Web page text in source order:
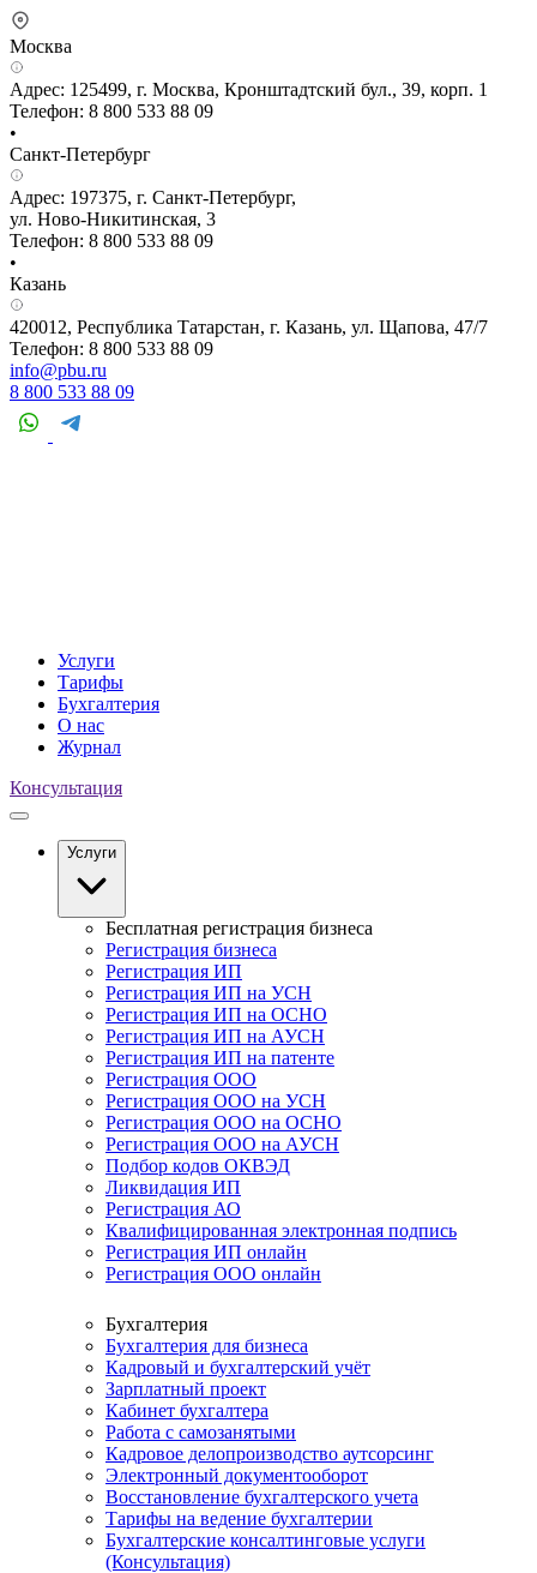
Москва
Адрес: 125499, г. Москва, Кронштадтский бул., 39, корп. 1
Телефон: 8 800 533 88 09
•
Санкт-Петербург
Адрес: 197375, г. Санкт-Петербург,
ул. Ново-Никитинская, 3
Телефон: 8 800 533 88 09
•
Казань
420012, Республика Татарстан, г. Казань, ул. Щапова, 47/7
Телефон: 8 800 533 88 09
info@pbu.ru
8 800 533 88 09
Услуги
Тарифы
Бухгалтерия
О нас
Журнал
Консультация
Услуги
Бесплатная регистрация бизнеса
Регистрация бизнеса
Регистрация ИП
Регистрация ИП на УСН
Регистрация ИП на ОСНО
Регистрация ИП на АУСН
Регистрация ИП на патенте
Регистрация ООО
Регистрация ООО на УСН
Регистрация ООО на ОСНО
Регистрация ООО на АУСН
Подбор кодов ОКВЭД
Ликвидация ИП
Регистрация АО
Квалифицированная электронная подпись
Регистрация ИП онлайн
Регистрация ООО онлайн
Бухгалтерия
Бухгалтерия для бизнеса
Кадровый и бухгалтерский учёт
Зарплатный проект
Кабинет бухгалтера
Работа с самозанятыми
Кадровое делопроизводство аутсорсинг
Электронный документооборот
Восстановление бухгалтерского учета
Тарифы на ведение бухгалтерии
Бухгалтерские консалтинговые услуги
(Консультация)